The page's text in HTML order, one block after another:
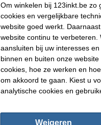
Om winkelen bij 123inkt.be zo
cookies en vergelijkbare
website goed werkt.
website continu te
aansluiten bij uw interesses
binnen en buiten onze
cookies, hoe ze werken en
om akkoord te gaan. Kiest u
analytische cookies en
Weigeren